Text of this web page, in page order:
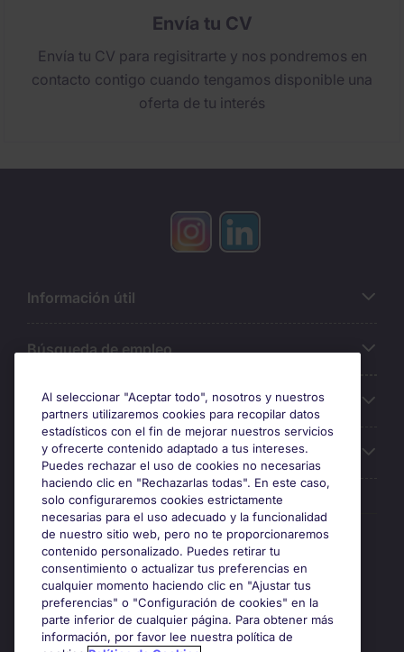
Envía tu CV
Envía tu CV para regisitrarte y nos pondremos en
contacto contigo cuando tengamos disponible una
oferta de tu interés
Información útil
Búsqueda de empleo
Oficinas
Sobre Michael Page
Premios y certificaciones
Al seleccionar "Aceptar todo", nosotros y nuestros
partners utilizaremos cookies para recopilar datos
estadísticos con el fin de mejorar nuestros servicios
y ofrecerte contenido adaptado a tus intereses.
Puedes rechazar el uso de cookies no necesarias
haciendo clic en "Rechazarlas todas". En este caso,
solo configuraremos cookies estrictamente
necesarias para el uso adecuado y la funcionalidad
de nuestro sitio web, pero no te proporcionaremos
contenido personalizado. Puedes retirar tu
consentimiento o actualizar tus preferencias en
cualquier momento haciendo clic en "Ajustar tus
preferencias" o "Configuración de cookies" en la
parte inferior de cualquier página. Para obtener más
información, por favor lee nuestra política de